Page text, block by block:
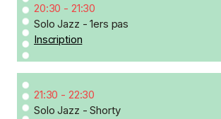
20:30 - 21:30
Solo Jazz - 1ers pas
Inscription
21:30 - 22:30
Solo Jazz - Shorty